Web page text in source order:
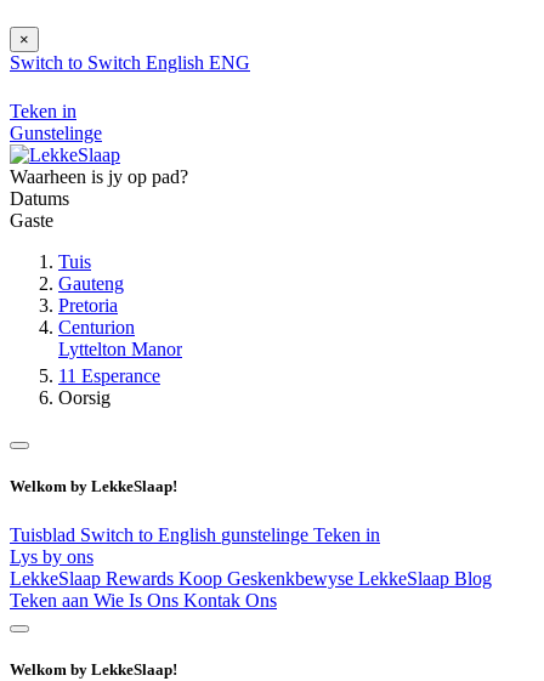
×
Switch to Switch English ENG
Teken in
Gunstelinge
Waarheen is jy op pad?
Datums
Gaste
Tuis
Gauteng
Pretoria
Centurion
Lyttelton Manor
11 Esperance
Oorsig
Welkom by LekkeSlaap!
Tuisblad Switch to English gunstelinge Teken in
Lys by ons
LekkeSlaap Rewards Koop Geskenkbewyse LekkeSlaap Blog
Teken aan Wie Is Ons Kontak Ons
Welkom by LekkeSlaap!